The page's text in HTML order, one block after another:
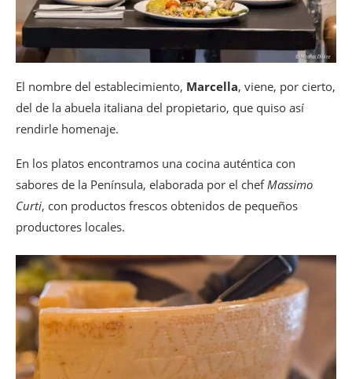
El nombre del establecimiento, Marcella, viene, por cierto,
del de la abuela italiana del propietario, que quiso así
rendirle homenaje.
En los platos encontramos una cocina auténtica con
sabores de la Península, elaborada por el chef Massimo
Curti, con productos frescos obtenidos de pequeños
productores locales.